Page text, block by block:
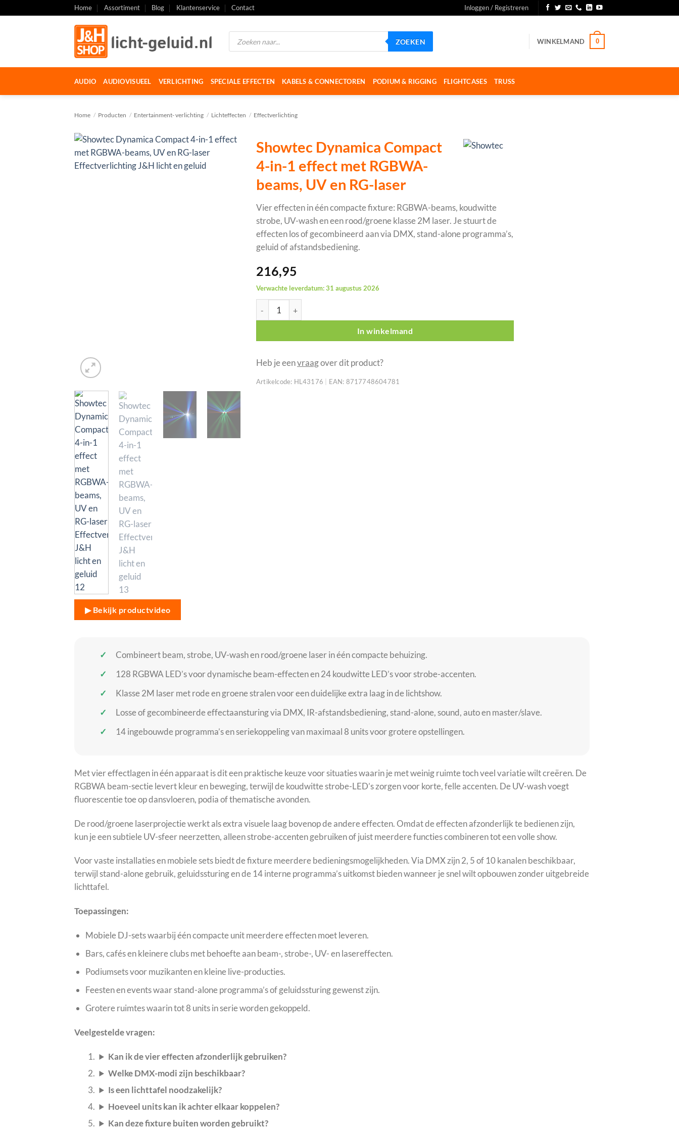
naar
Home Assortiment Blog Klantenservice Contact Inloggen / Registreren
Producten
zoeken
ZOEKEN WINKELMAND 0
AUDIO AUDIOVISUEEL VERLICHTING SPECIALE EFFECTEN KABELS & CONNECTOREN PODIUM & RIGGING FLIGHTCASES TRUSS
Home / Producten / Entertainment- verlichting / Lichteffecten / Effectverlichting
▶ Bekijk productvideo
Showtec Dynamica Compact
4-in-1 effect met RGBWA-
beams, UV en RG-laser
Vier effecten in één compacte fixture: RGBWA-beams, koudwitte
strobe, UV-wash en een rood/groene klasse 2M laser. Je stuurt de
effecten los of gecombineerd aan via DMX, stand-alone programma’s,
geluid of afstandsbediening.
216,95
Verwachte leverdatum: 31 augustus 2026
Showtec Dynamica Compact 4-in-1 effect met RGBWA-beams, UV en RG-laser aantal
In winkelmand
Heb je eenvraagover dit product?
Artikelcode: HL43176 EAN: 8717748604781
Combineert beam, strobe, UV-wash en rood/groene laser in één compacte behuizing.
128 RGBWA LED’s voor dynamische beam-effecten en 24 koudwitte LED’s voor strobe-accenten.
Klasse 2M laser met rode en groene stralen voor een duidelijke extra laag in de lichtshow.
Losse of gecombineerde effectaansturing via DMX, IR-afstandsbediening, stand-alone, sound, auto en master/slave.
14 ingebouwde programma’s en seriekoppeling van maximaal 8 units voor grotere opstellingen.
Met vier effectlagen in één apparaat is dit een praktische keuze voor situaties waarin je met weinig ruimte toch veel variatie wilt creëren. De
RGBWA beam-sectie levert kleur en beweging, terwijl de koudwitte strobe-LED’s zorgen voor korte, felle accenten. De UV-wash voegt
fluorescentie toe op dansvloeren, podia of thematische avonden.
De rood/groene laserprojectie werkt als extra visuele laag bovenop de andere effecten. Omdat de effecten afzonderlijk te bedienen zijn,
kun je een subtiele UV-sfeer neerzetten, alleen strobe-accenten gebruiken of juist meerdere functies combineren tot een volle show.
Voor vaste installaties en mobiele sets biedt de fixture meerdere bedieningsmogelijkheden. Via DMX zijn 2, 5 of 10 kanalen beschikbaar,
terwijl stand-alone gebruik, geluidssturing en de 14 interne programma’s uitkomst bieden wanneer je snel wilt opbouwen zonder uitgebreide
lichttafel.
Toepassingen:
Mobiele DJ-sets waarbij één compacte unit meerdere effecten moet leveren.
Bars, cafés en kleinere clubs met behoefte aan beam-, strobe-, UV- en lasereffecten.
Podiumsets voor muzikanten en kleine live-producties.
Feesten en events waar stand-alone programma’s of geluidssturing gewenst zijn.
Grotere ruimtes waarin tot 8 units in serie worden gekoppeld.
Veelgestelde vragen:
Kan ik de vier effecten afzonderlijk gebruiken?
Welke DMX-modi zijn beschikbaar?
Is een lichttafel noodzakelijk?
Hoeveel units kan ik achter elkaar koppelen?
Kan deze fixture buiten worden gebruikt?